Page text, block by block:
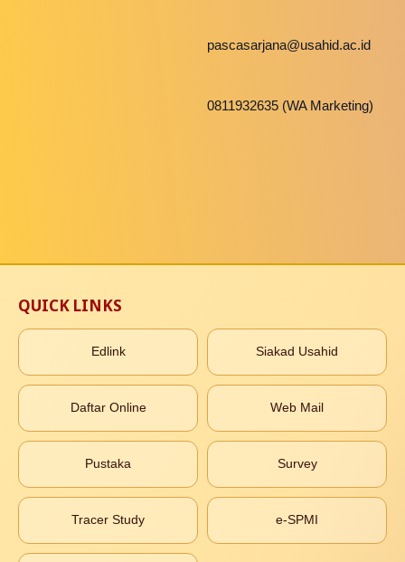
pascasarjana@usahid.ac.id
0811932635 (WA Marketing)
QUICK LINKS
Edlink Siakad Usahid
Daftar Online Web Mail
Pustaka Survey
Tracer Study e-SPMI